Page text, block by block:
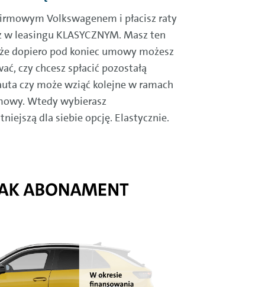
Volkswagenem i płacisz raty
w leasingu KLASYCZNYM. Masz ten
dopiero pod koniec umowy możesz
czy chcesz spłacić pozostałą
czy może wziąć kolejne w ramach
Wtedy wybierasz
dla siebie opcję. Elastycznie.